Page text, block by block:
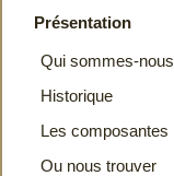
Présentation
Qui sommes-nous
Historique
Les composantes
Ou nous trouver